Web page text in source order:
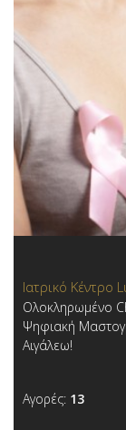
Ιατρικό Κέντρο
Ολοκληρωμένο
Ψηφιακή
Αιγάλεω!
Αγορές: 13